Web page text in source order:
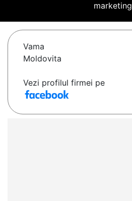
marketing
Vama
Moldovita
Vezi profilul firmei pe